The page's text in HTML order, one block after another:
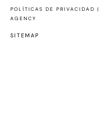
POLÍTICAS DE PRIVACIDAD |
AGENCY
SITEMAP